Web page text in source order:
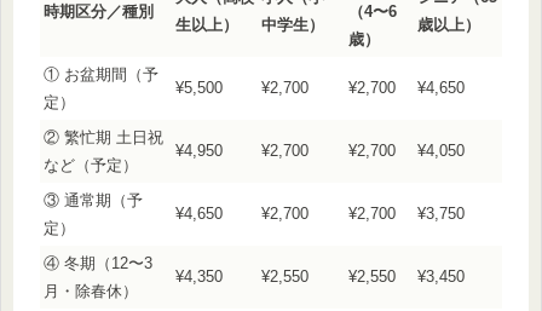
時期区分／種別
生以上）
中学生）
（4〜6
歳）
歳以上）
① お盆期間（予
定）
¥5,500 ¥2,700 ¥2,700 ¥4,650
② 繁忙期 土日祝
など（予定）
¥4,950 ¥2,700 ¥2,700 ¥4,050
③ 通常期（予
定）
¥4,650 ¥2,700 ¥2,700 ¥3,750
④ 冬期（12〜3
月・除春休）
¥4,350 ¥2,550 ¥2,550 ¥3,450